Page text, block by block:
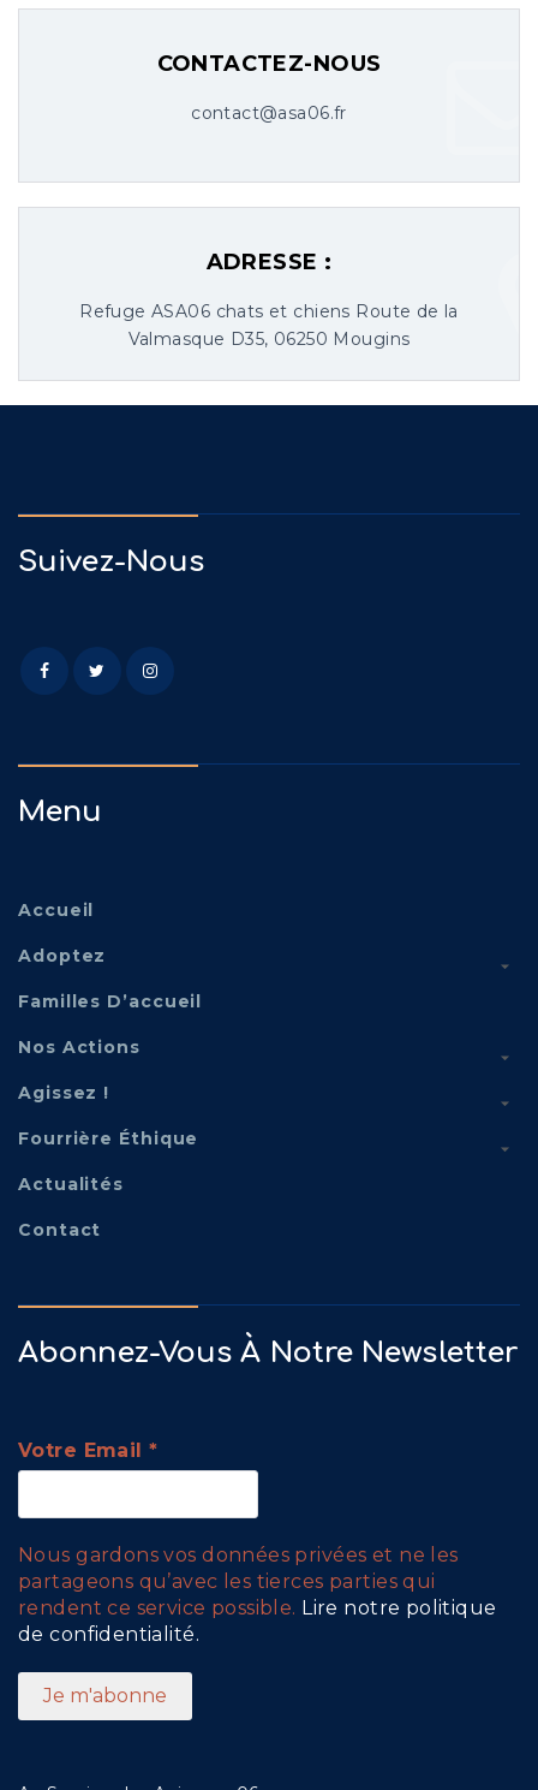
CONTACTEZ-NOUS
contact@asa06.fr
ADRESSE :
Refuge ASA06 chats et chiens Route de la
Valmasque D35, 06250 Mougins
Suivez-Nous
Menu
Accueil
Adoptez
Familles D’accueil
Nos Actions
Agissez !
Fourrière Éthique
Actualités
Contact
Abonnez-Vous À Notre Newsletter
Votre Email*
Nous gardons vos données privées et ne les
partageons qu’avec les tierces parties qui
rendent ce service possible. Lire notre politique
de confidentialité.